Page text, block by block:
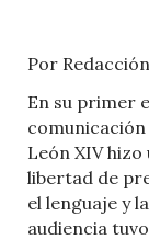
Por Redacción
En su primer
León XIV
libertad de
el lenguaje y
audiencia